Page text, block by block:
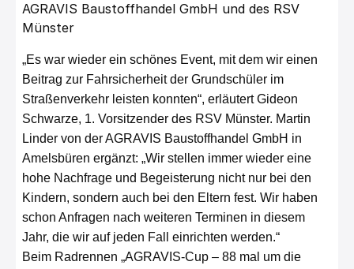
AGRAVIS Baustoffhandel GmbH und des RSV
Münster
„Es war wieder ein schönes Event, mit dem wir einen
Beitrag zur Fahrsicherheit der Grundschüler im
Straßenverkehr leisten konnten“, erläutert Gideon
Schwarze, 1. Vorsitzender des RSV Münster. Martin
Linder von der AGRAVIS Baustoffhandel GmbH in
Amelsbüren ergänzt: „Wir stellen immer wieder eine
hohe Nachfrage und Begeisterung nicht nur bei den
Kindern, sondern auch bei den Eltern fest. Wir haben
schon Anfragen nach weiteren Terminen in diesem
Jahr, die wir auf jeden Fall einrichten werden.“
Beim Radrennen „AGRAVIS-Cup – 88 mal um die